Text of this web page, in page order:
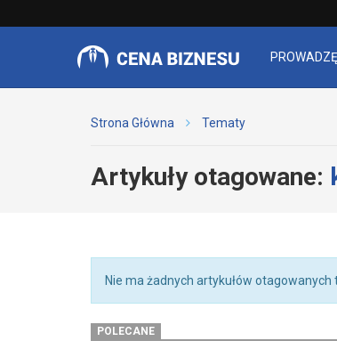
Strona Główna Tematy
Artykuły otagowane:
Nie ma żadnych artykułów otagowanych
POLECANE